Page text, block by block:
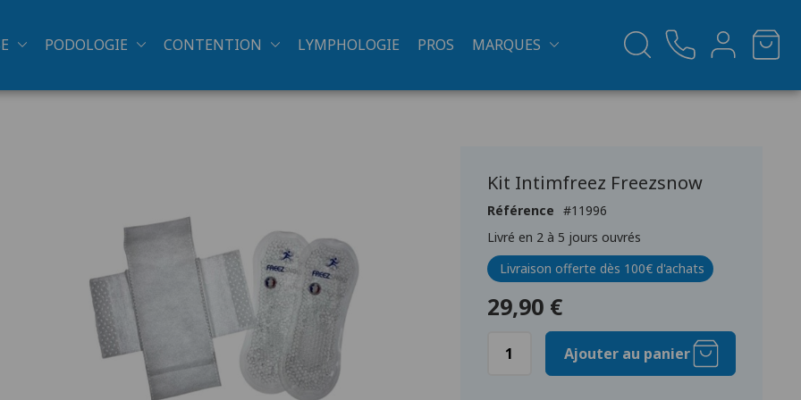
PODOLOGIE CONTENTION LYMPHOLOGIE PROS MARQUES
Kit Intimfreez Freezsnow
Référence
11996
Livré en 2 à 5 jours ouvrés
Livraison offerte dès 100€ d'achats
29,90 €
Ajouter au panier